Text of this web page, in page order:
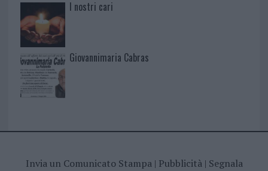
I nostri cari
Giovannimaria Cabras
Invia un Comunicato Stampa| Pubblicità| Segnala